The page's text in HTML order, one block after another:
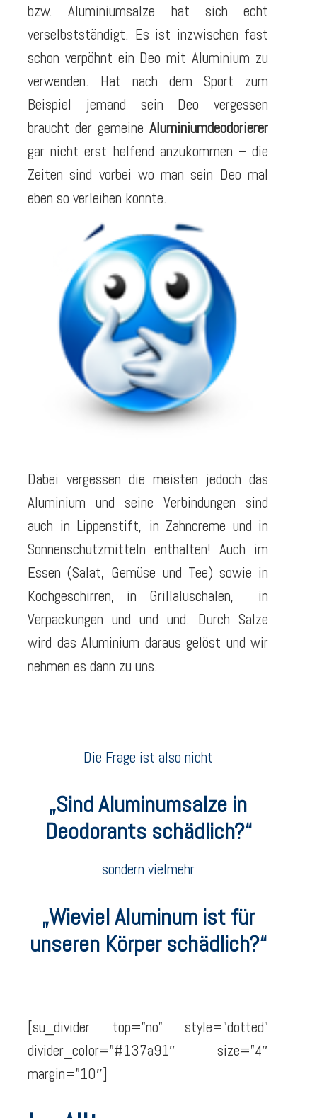
bzw. Aluminiumsalze hat sich echt
verselbstständigt. Es ist inzwischen fast
schon verpöhnt ein Deo mit Aluminium zu
verwenden. Hat nach dem Sport zum
Beispiel jemand sein Deo vergessen
braucht der gemeine Aluminiumdeodorierer
gar nicht erst helfend anzukommen – die
Zeiten sind vorbei wo man sein Deo mal
eben so verleihen konnte.
Dabei vergessen die meisten jedoch das
Aluminium und seine Verbindungen sind
auch in Lippenstift, in Zahncreme und in
Sonnenschutzmitteln enthalten! Auch im
Essen (Salat, Gemüse und Tee) sowie in
Kochgeschirren, in Grillaluschalen, in
Verpackungen und und und. Durch Salze
wird das Aluminium daraus gelöst und wir
nehmen es dann zu uns.
Die Frage ist also nicht
„Sind Aluminumsalze in
Deodorants schädlich?“
sondern vielmehr
„Wieviel Aluminum ist für
unseren Körper schädlich?“
[su_divider top=”no” style=”dotted”
divider_color=”#137a91″ size=”4″
margin=”10″]